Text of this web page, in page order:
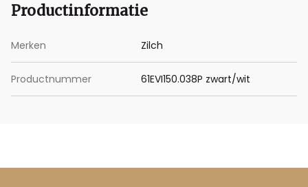
Productinformatie
Merken Zilch
Productnummer 61EVI150.038P zwart/wit